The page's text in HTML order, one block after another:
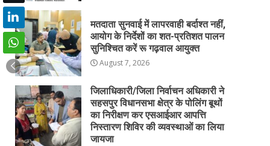
मतदाता सुनवाई में लापरवाही बर्दाश्त नहीं,
आयोग के निर्देशों का शत-प्रतिशत पालन
सुनिश्चित करें रू गढ़वाल आयुक्त
August 7, 2026
जिलाधिकारी/जिला निर्वाचन अधिकारी ने
सहसपुर विधानसभा क्षेत्र के पोलिंग बूथों
का निरीक्षण कर एसआईआर आपत्ति
निस्तारण शिविर की व्यवस्थाओं का लिया
जायजा